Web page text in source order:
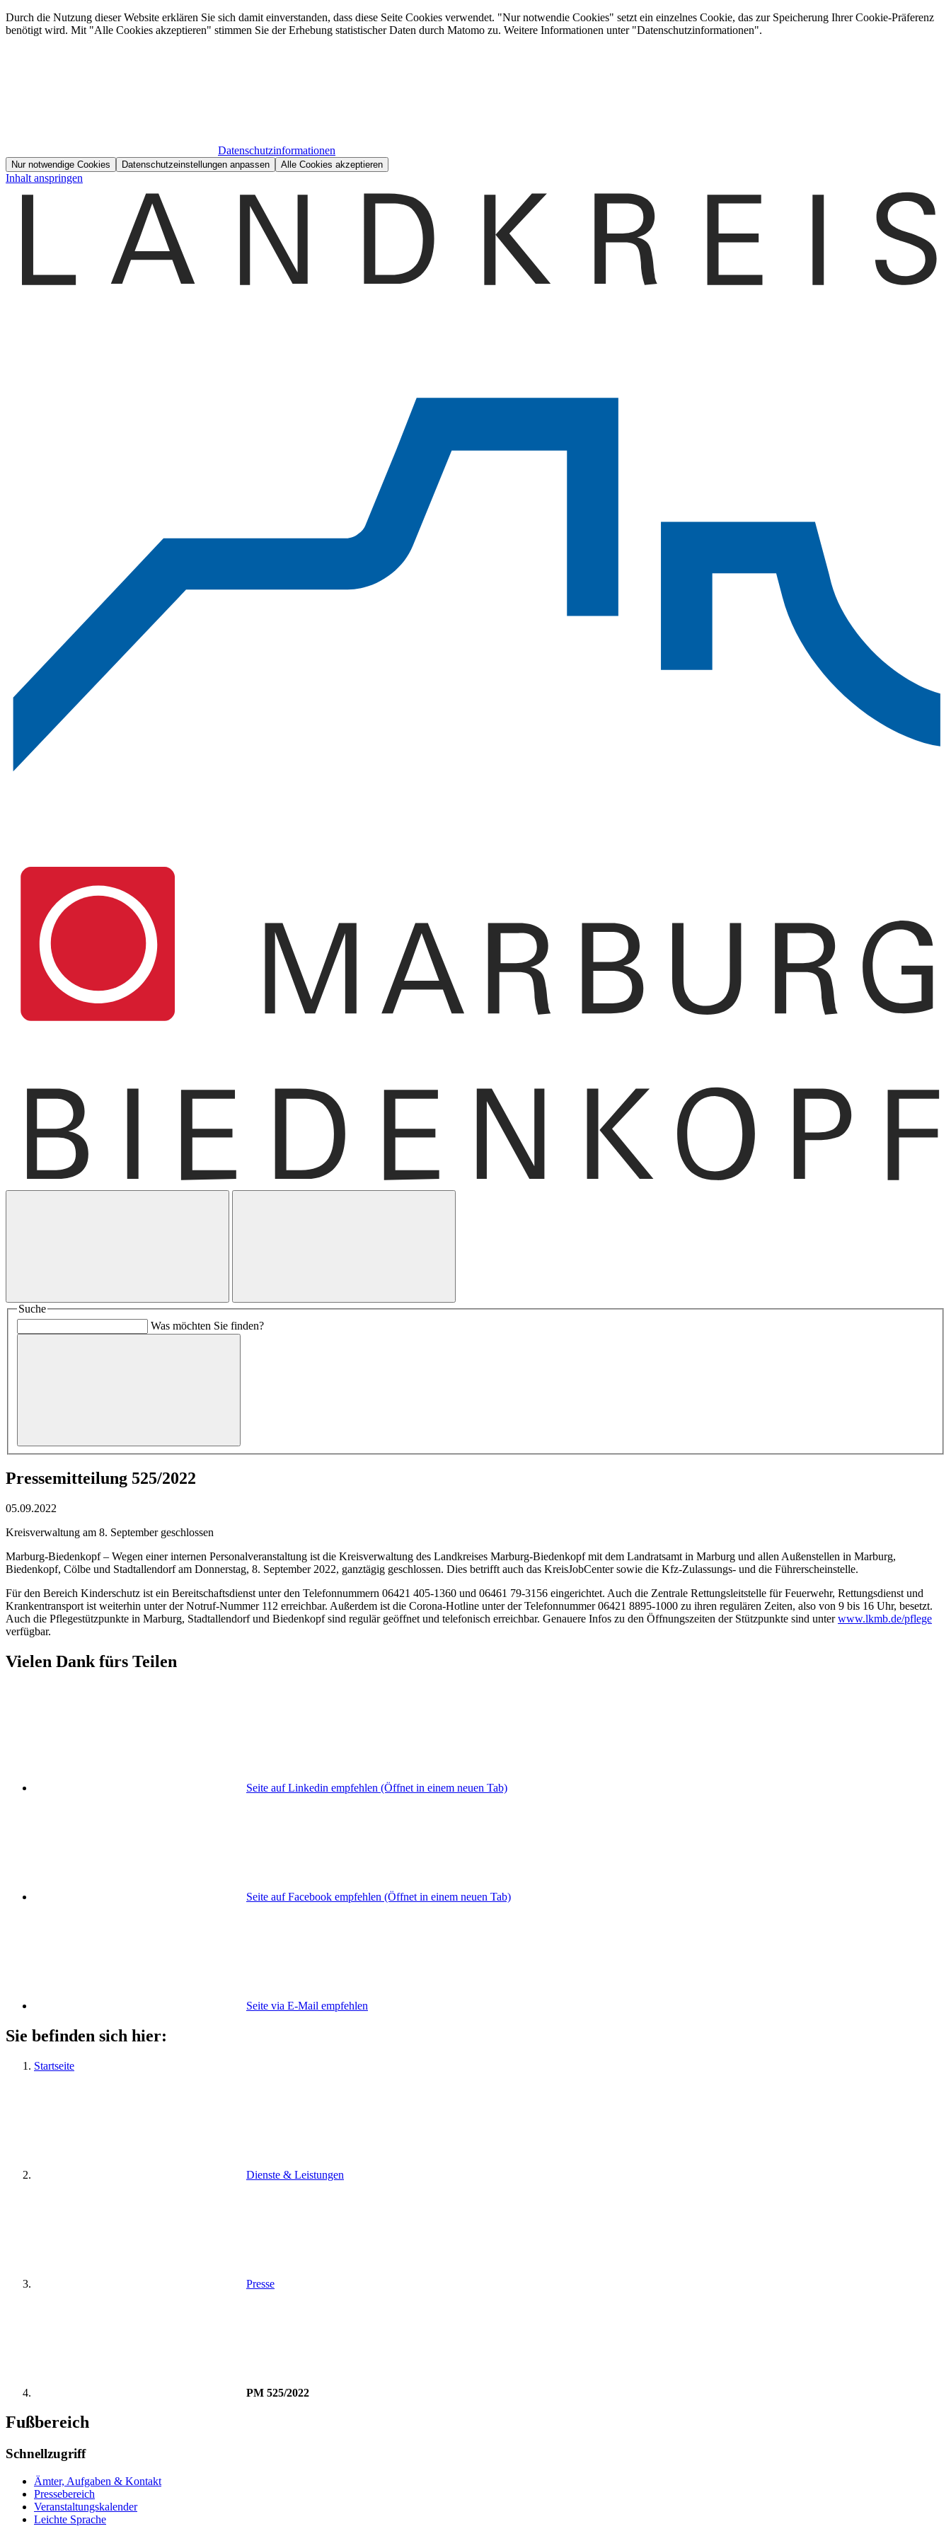
Durch die Nutzung dieser Website erklären Sie sich damit einverstanden, dass diese Seite Cookies verwendet. "Nur notwendie Cookies" setzt ein einzelnes Cookie, das zur Speicherung Ihrer Cookie-Präferenz
benötigt wird. Mit "Alle Cookies akzeptieren" stimmen Sie der Erhebung statistischer Daten durch Matomo zu. Weitere Informationen unter "Datenschutzinformationen".
Datenschutzinformationen
Nur notwendige Cookies Datenschutzeinstellungen anpassen Alle Cookies akzeptieren
Inhalt anspringen
Suche
Was möchten Sie finden?
Pressemitteilung 525/2022
05.09.2022
Kreisverwaltung am 8. September geschlossen
Marburg-Biedenkopf – Wegen einer internen Personalveranstaltung ist die Kreisverwaltung des Landkreises Marburg-Biedenkopf mit dem Landratsamt in Marburg und allen Außenstellen in Marburg,
Biedenkopf, Cölbe und Stadtallendorf am Donnerstag, 8. September 2022, ganztägig geschlossen. Dies betrifft auch das KreisJobCenter sowie die Kfz-Zulassungs- und die Führerscheinstelle.
Für den Bereich Kinderschutz ist ein Bereitschaftsdienst unter den Telefonnummern 06421 405‑1360 und 06461 79-3156 eingerichtet. Auch die Zentrale Rettungsleitstelle für Feuerwehr, Rettungsdienst und
Krankentransport ist weiterhin unter der Notruf-Nummer 112 erreichbar. Außerdem ist die Corona-Hotline unter der Telefonnummer 06421 8895-1000 zu ihren regulären Zeiten, also von 9 bis 16 Uhr, besetzt.
Auch die Pflegestützpunkte in Marburg, Stadtallendorf und Biedenkopf sind regulär geöffnet und telefonisch erreichbar. Genauere Infos zu den Öffnungszeiten der Stützpunkte sind unterwww.lkmb.de/pflege
verfügbar.
Vielen Dank fürs Teilen
Seite auf Linkedin empfehlen (Öffnet in einem neuen Tab)
Seite auf Facebook empfehlen (Öffnet in einem neuen Tab)
Seite via E-Mail empfehlen
Sie befinden sich hier:
Startseite
Dienste & Leistungen
Presse
PM 525/2022
Fußbereich
Schnellzugriff
Ämter, Aufgaben & Kontakt
Pressebereich
Veranstaltungskalender
Leichte Sprache